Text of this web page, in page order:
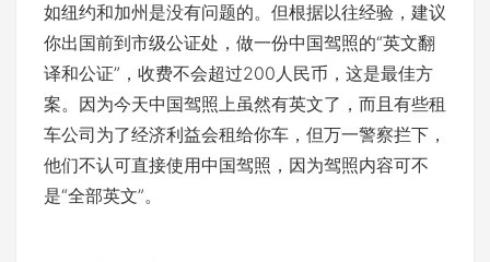
如纽约和加州是没有问题的。但根据以往经验，建议
你出国前到市级公证处，做一份中国驾照的“英文翻
译和公证”，收费不会超过200人民币，这是最佳方
案。因为今天中国驾照上虽然有英文了，而且有些租
车公司为了经济利益会租给你车，但万一警察拦下，
他们不认可直接使用中国驾照，因为驾照内容可不
是“全部英文”。